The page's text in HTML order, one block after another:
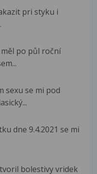
pri styku i
po půl roční
sexu se mi pod
dne 9.4.2021 se mi
bolestivy vridek